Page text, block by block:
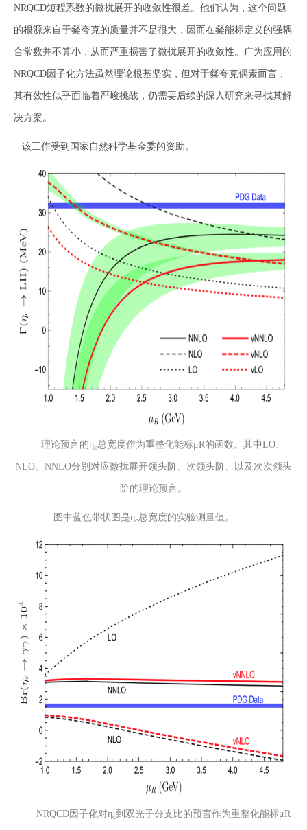
NRQCD短程系数的微扰展开的收敛性很差。他们认为，这个问题
的根源来自于粲夸克的质量并不是很大，因而在粲能标定义的强耦
合常数并不算小，从而严重损害了微扰展开的收敛性。广为应用的
NRQCD因子化方法虽然理论根基坚实，但对于粲夸克偶素而言，
其有效性似乎面临着严峻挑战，仍需要后续的深入研究来寻找其解
决方案。
该工作受到国家自然科学基金委的资助。
理论预言的ηc总宽度作为重整化能标μR的函数。其中LO、
NLO、NNLO分别对应微扰展开领头阶、次领头阶、以及次次领头
阶的理论预言。
图中蓝色带状图是ηc总宽度的实验测量值。
NRQCD因子化对ηc到双光子分支比的预言作为重整化能标μR